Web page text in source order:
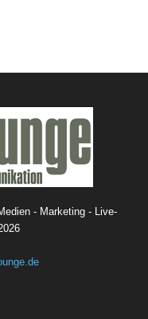
- Marketing - Live-